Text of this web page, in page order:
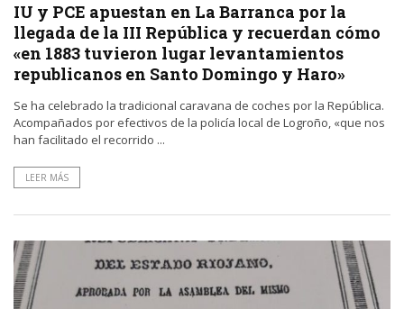
IU y PCE apuestan en La Barranca por la
llegada de la III República y recuerdan cómo
«en 1883 tuvieron lugar levantamientos
republicanos en Santo Domingo y Haro»
Se ha celebrado la tradicional caravana de coches por la República.
Acompañados por efectivos de la policía local de Logroño, «que nos
han facilitado el recorrido ...
LEER MÁS